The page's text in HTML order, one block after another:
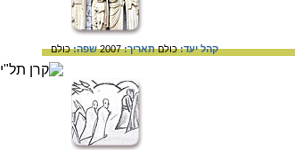
קהל יעד:כולםתאריך:2007 שפה:כולם